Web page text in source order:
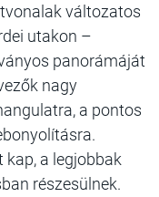
változatos
utakon –
panorámáját
nagy
a pontos
a legjobbak
részesülnek.